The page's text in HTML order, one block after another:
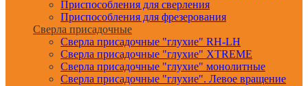
Приспособления для сверления
Приспособления для фрезерования
Сверла присадочные
Сверла присадочные "глухие" RH-LH
Сверла присадочные "глухие" XTREME
Сверла присадочные "глухие" монолитные
Сверла присадочные "глухие". Левое вращение